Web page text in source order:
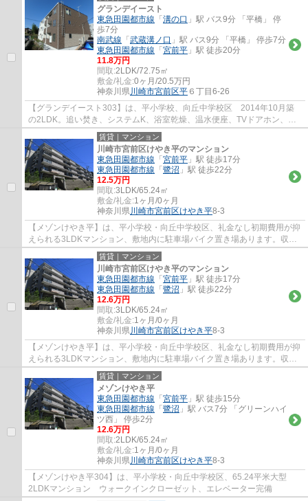
グランデイースト
東急田園都市線 「 溝の口 」駅 バス9分 「平橋」 停
歩7分
南武線 「 武蔵溝ノ口 」駅 バス9分 「平橋」 停歩7分
東急田園都市線 「 宮前平 」駅 徒歩20分
11.8万円
間取:2LDK/72.75㎡
敷金/礼金:0ヶ月/20.5万円
神奈川県川崎市宮前区平 ６丁目6-26
【グランデイースト303】は、平小学校、向丘中学校区 2014年10月築
の2LDK。追い焚き、システムK、浴室乾燥、温水便座、TVドアホン、都
市ガス、エアコン、洗髪洗面台など便利な設備を...
賃貸｜マンション
川崎市宮前区けやき平のマンション
東急田園都市線 「 宮前平 」駅 徒歩17分
東急田園都市線 「 鷺沼 」駅 徒歩22分
12.5万円
間取:3LDK/65.24㎡
敷金/礼金:1ヶ月/0ヶ月
神奈川県川崎市宮前区けやき平8-3
【メゾンけやき平】は、平小学校・向丘中学校区、礼金なし初期費用が抑
えられる3LDKマンション、敷地内に駐車場バイク置き場あります。収納
豊富でウォークインクローゼット、便利なエ...
賃貸｜マンション
川崎市宮前区けやき平のマンション
東急田園都市線 「 宮前平 」駅 徒歩17分
東急田園都市線 「 鷺沼 」駅 徒歩22分
12.6万円
間取:3LDK/65.24㎡
敷金/礼金:1ヶ月/0ヶ月
神奈川県川崎市宮前区けやき平8-3
【メゾンけやき平】は、平小学校・向丘中学校区、礼金なし初期費用が抑
えられる3LDKマンション、敷地内に駐車場バイク置き場あります。収納
豊富でウォークインクローゼット、便利なエ...
賃貸｜マンション
メゾンけやき平
東急田園都市線 「 宮前平 」駅 徒歩15分
東急田園都市線 「 鷺沼 」駅 バス7分 「グリーンハイ
ツ西」 停歩2分
12.6万円
間取:2LDK/65.24㎡
敷金/礼金:1ヶ月/0ヶ月
神奈川県川崎市宮前区けやき平8-3
【メゾンけやき平304】は、平小学校・向丘中学校区、65.24平米大型
2LDKマンション ウォークインクローゼット、エレベーター完備